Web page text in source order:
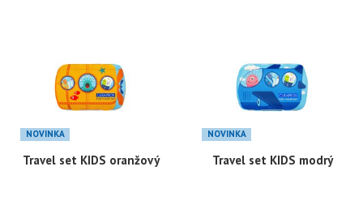
NOVINKA
Travel set KIDS oranžový
NOVINKA
Travel set KIDS modrý